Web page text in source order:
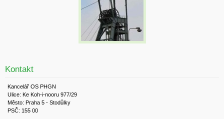
Kontakt
Kancelář OS PHGN
Ulice: Ke Koh-i-nooru 977/29
Město: Praha 5 - Stodůlky
PSČ: 155 00